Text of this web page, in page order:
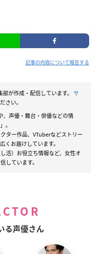
記事の内容について報告する
が作成・配信しています。 サ
さい。
、声優・舞台・俳優などの情
。
ター作品、VTuberなどストリー
くお届けしています。
活）お役立ち情報など、女性オ
しています。
る声優さん